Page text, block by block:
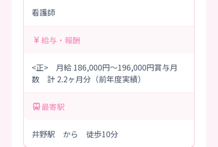
看護師
給与・報酬
<正> 月給 186,000円～196,000円賞与月
数 計 2.2ヶ月分（前年度実績）
最寄駅
井野駅 から 徒歩10分